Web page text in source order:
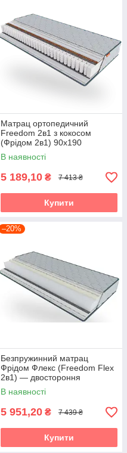
Матрац ортопедичний
Freedom 2в1 з кокосом
(Фрідом 2в1) 90х190
В наявності
5 189,10 ₴ 7 413 ₴
Купити
–20%
Безпружинний матрац
Фрідом Флекс (Freedom Flex
2в1) — двостороння
жорсткість, висота 17 см
90х190
В наявності
5 951,20 ₴ 7 439 ₴
Купити